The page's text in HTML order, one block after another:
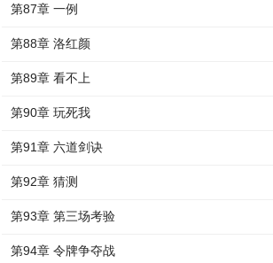
第87章 一例
第88章 洛红颜
第89章 看不上
第90章 玩死我
第91章 六道剑诀
第92章 猜测
第93章 第三场考验
第94章 令牌争夺战